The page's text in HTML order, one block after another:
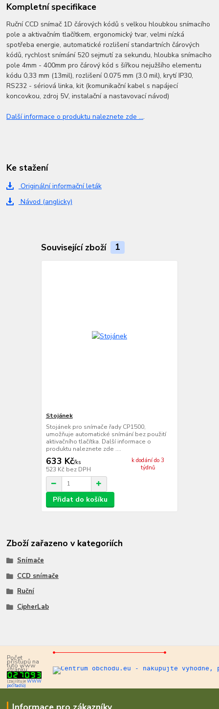
Kompletní specifikace
Ruční CCD snímač 1D čárových kódů s velkou hloubkou snímacího
pole a aktivačním tlačítkem, ergonomický tvar, velmi nízká
spotřeba energie, automatické rozlišení standartních čárových
kódů, rychlost snímání 520 sejmutí za sekundu, hloubka snímacího
pole 4mm - 400mm pro čárový kód s šířkou nejužšího elementu
kódu 0,33 mm (13mil), rozlišení 0.075 mm (3.0 mil), krytí IP30,
RS232 - sériová linka, kit (komunikační kabel s napájecí
koncovkou, zdroj 5V, instalační a nastavovací návod)
Další informace o produktu naleznete zde ....
Ke stažení
Originální informační leták
Návod (anglicky)
Související zboží 1
Stojánek
Stojánek pro snímače řady CP1500,
umožňuje automatické snímání bez použití
aktivačního tlačítka. Další informace o
produktu naleznete zde ....
633 Kč/ks
523 Kč bez DPH
k dodání do 3
týdnů
Přidat do košíku
Zboží zařazeno v kategoriích
Snímače
CCD snímače
Ruční
CipherLab
Počet
přístupů na
tuto www
stránku:
(zajišťujeWWW
počítadlo)